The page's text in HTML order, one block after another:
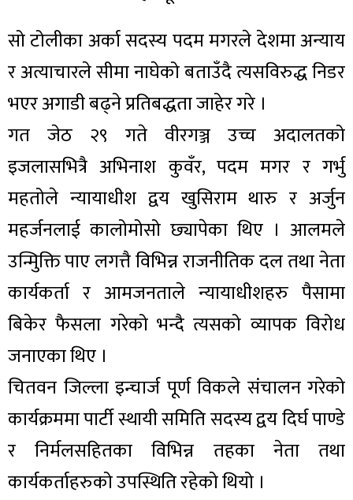
सो टोलीका अर्का सदस्य पदम मगरले देशमा अन्याय
र अत्याचारले सीमा नाघेको बताउँदै त्यसविरुद्ध निडर
भएर अगाडी बढ्ने प्रतिबद्धता जाहेर गरे ।
गत जेठ २९ गते वीरगञ्ज उच्च अदालतको
इजलासभित्रै अभिनाश कुवँर, पदम मगर र गर्भु
महतोले न्यायाधीश द्वय खुसिराम थारु र अर्जुन
महर्जनलाई कालोमोसो छ्यापेका थिए । आलमले
उन्मिुक्ति पाए लगत्तै विभिन्न राजनीतिक दल तथा नेता
कार्यकर्ता र आमजनताले न्यायाधीशहरु पैसामा
बिकेर फैसला गरेको भन्दै त्यसको व्यापक विरोध
जनाएका थिए ।
चितवन जिल्ला इन्चार्ज पूर्ण विकले संचालन गरेको
कार्यक्रममा पार्टी स्थायी समिति सदस्य द्वय दिर्घ पाण्डे
र निर्मलसहितका विभिन्न तहका नेता तथा
कार्यकर्ताहरुको उपस्थिति रहेको थियो ।